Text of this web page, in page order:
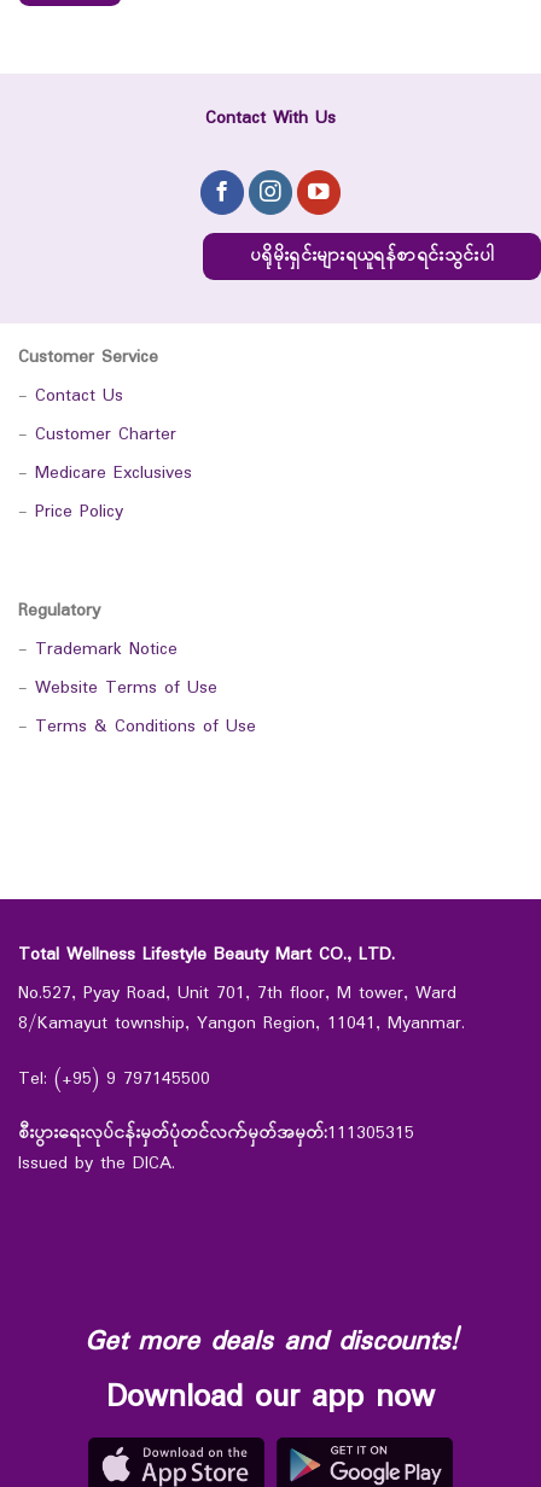
Contact With Us
ပရိုမိုးရှင်းများရယူရန်စာရင်းသွင်းပါ
Customer Service
- Contact Us
- Customer Charter
- Medicare Exclusives
- Price Policy
Regulatory
- Trademark Notice
- Website Terms of Use
- Terms & Conditions of Use
Total Wellness Lifestyle Beauty Mart CO., LTD.
No.527, Pyay Road, Unit 701, 7th floor, M tower, Ward
8/Kamayut township, Yangon Region, 11041, Myanmar.
Tel: (+95) 9 797145500
စီးပွားရေးလုပ်ငန်းမှတ်ပုံတင်လက်မှတ်အမှတ်:111305315
Issued by the DICA.
Get more deals and discounts!
Download our app now